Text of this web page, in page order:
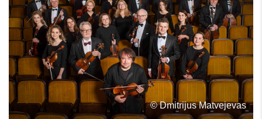
© Dmitrijus Matvejevas